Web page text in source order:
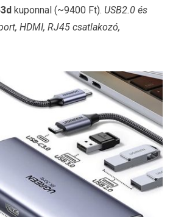
kuponnal (~9400 Ft). USB2.0 és
HDMI, RJ45 csatlakozó,